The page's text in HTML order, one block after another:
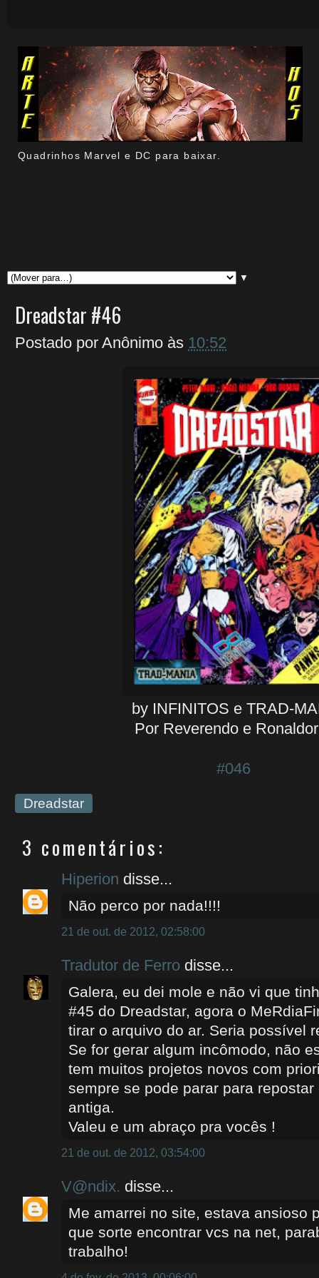
Quadrinhos Marvel e DC para baixar.
▼
Dreadstar #46
Postado por Anônimo às 10:52
by INFINITOS e TRAD-
Por Reverendo e
#046
Dreadstar
3 comentários:
Hiperion disse...
Não perco por nada!!!!
21 de out. de 2012, 02:58:00
Tradutor de Ferro disse...
Galera, eu dei mole e não vi que
#45 do Dreadstar, agora o
tirar o arquivo do ar. Seria possível
Se for gerar algum incômodo, não
tem muitos projetos novos com
sempre se pode parar para
antiga.
Valeu e um abraço pra vocês !
21 de out. de 2012, 03:54:00
V@ndix. disse...
Me amarrei no site, estava ansioso
que sorte encontrar vcs na net,
trabalho!